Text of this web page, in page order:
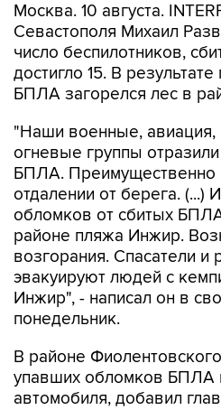
Москва. 10 августа.
Севастополя Михаил
число беспилотников,
достигло 15. В
БПЛА загорелся лес в
"Наши военные,
огневые группы
БПЛА. Преимущественно
отдалении от берега. (...)
обломков от сбитых
районе пляжа Инжир.
возгорания. Спасатели и
эвакуируют людей с
Инжир", - написал он в
понедельник.
В районе
упавших обломков
автомобиля, добавил